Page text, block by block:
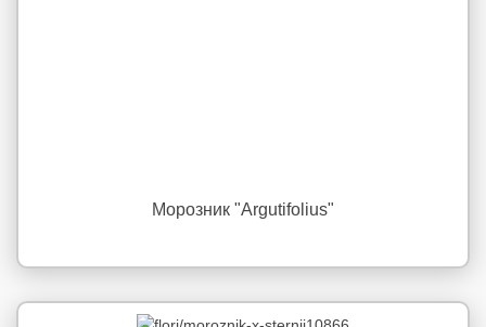
Морозник "Argutifolius"